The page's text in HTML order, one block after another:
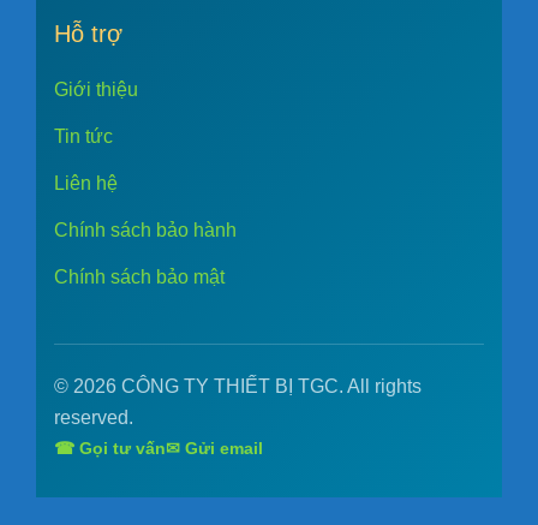
Hỗ trợ
Giới thiệu
Tin tức
Liên hệ
Chính sách bảo hành
Chính sách bảo mật
© 2026 CÔNG TY THIẾT BỊ TGC. All rights
reserved.
☎ Gọi tư vấn✉ Gửi email